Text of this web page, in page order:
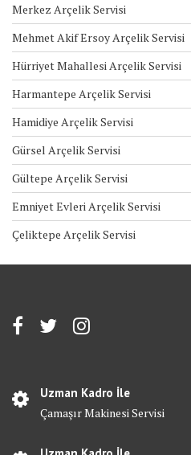
Merkez Arçelik Servisi
Mehmet Akif Ersoy Arçelik Servisi
Hürriyet Mahallesi Arçelik Servisi
Harmantepe Arçelik Servisi
Hamidiye Arçelik Servisi
Gürsel Arçelik Servisi
Gültepe Arçelik Servisi
Emniyet Evleri Arçelik Servisi
Çeliktepe Arçelik Servisi
Uzman Kadro İle
Çamaşır Makinesi Servisi